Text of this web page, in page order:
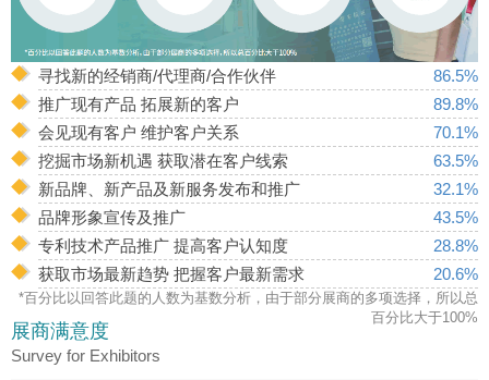
寻找新的经销商/代理商/合作伙伴
86.5%
推广现有产品 拓展新的客户
89.8%
会见现有客户 维护客户关系
70.1%
挖掘市场新机遇 获取潜在客户线索
63.5%
新品牌、新产品及新服务发布和推广
32.1%
品牌形象宣传及推广
43.5%
专利技术产品推广 提高客户认知度
28.8%
获取市场最新趋势 把握客户最新需求
20.6%
*百分比以回答此题的人数为基数分析，由于部分展商的多项选择，所以总
百分比大于100%
展商满意度
Survey for Exhibitors